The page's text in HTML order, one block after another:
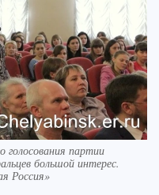
голосования партии
большой интерес.
Россия»